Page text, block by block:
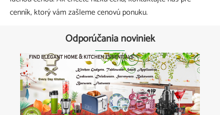
cenník, ktorý vám zašleme cenovú ponuku.
Odporúčania noviniek